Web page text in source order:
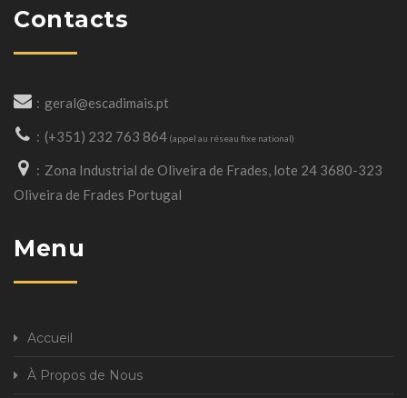
Contacts
geral@escadimais.pt
(+351) 232 763 864 (appel au réseau fixe national)
Zona Industrial de Oliveira de Frades, lote 24 3680-323
Oliveira de Frades Portugal
Menu
Accueil
À Propos de Nous